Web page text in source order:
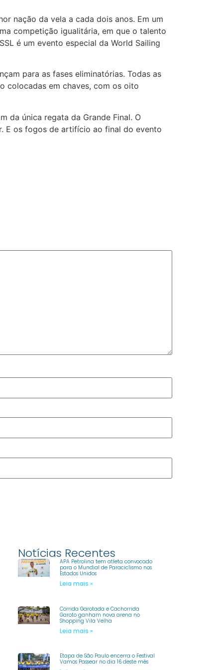
nação da vela a cada dois anos. Em um
competição igualitária, em que o talento
é um evento especial da World Sailing
para as fases eliminatórias. Todas as
colocadas em chaves, com os oito
da única regata da Grande Final. O
E os fogos de artifício ao final do evento
Notícias Recentes
APA Petrolina tem atleta convocado
para o Mundial de Paraciclismo nos
Estados Unidos
Leia mais »
Corrida Garotada e Cachorrida
Garoto ganham nova arena no
Shopping Vila Velha
Leia mais »
Etapa de São Paulo encerra o Festival
Vamos Passear no dia 16 deste mês